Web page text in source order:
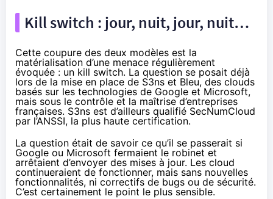
Kill switch : jour, nuit, jour, nuit…
Cette coupure des deux modèles est la
matérialisation d’une menace régulièrement
évoquée : un kill switch. La question se posait déjà
lors de la mise en place de S3ns et Bleu, des clouds
basés sur les technologies de Google et Microsoft,
mais sous le contrôle et la maîtrise d’entreprises
françaises. S3ns est d’ailleurs qualifié SecNumCloud
par l’ANSSI, la plus haute certification.
La question était de savoir ce qu’il se passerait si
Google ou Microsoft fermaient le robinet et
arrêtaient d’envoyer des mises à jour. Les cloud
continueraient de fonctionner, mais sans nouvelles
fonctionnalités, ni correctifs de bugs ou de sécurité.
C’est certainement le point le plus sensible.